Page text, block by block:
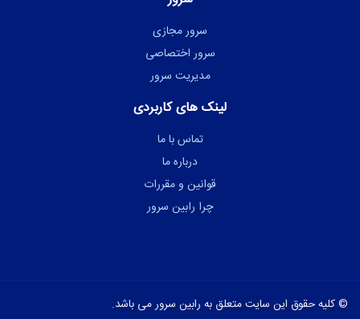
سرور مجازی
سرور اختصاصی
مدیریت سرور
لینک های کاربردی
تماس با ما
درباره ما
قوانین و مقررات
چرا رابین سرور
© کلیه حقوق این سایت متعلق به رابین سرور می باشد.